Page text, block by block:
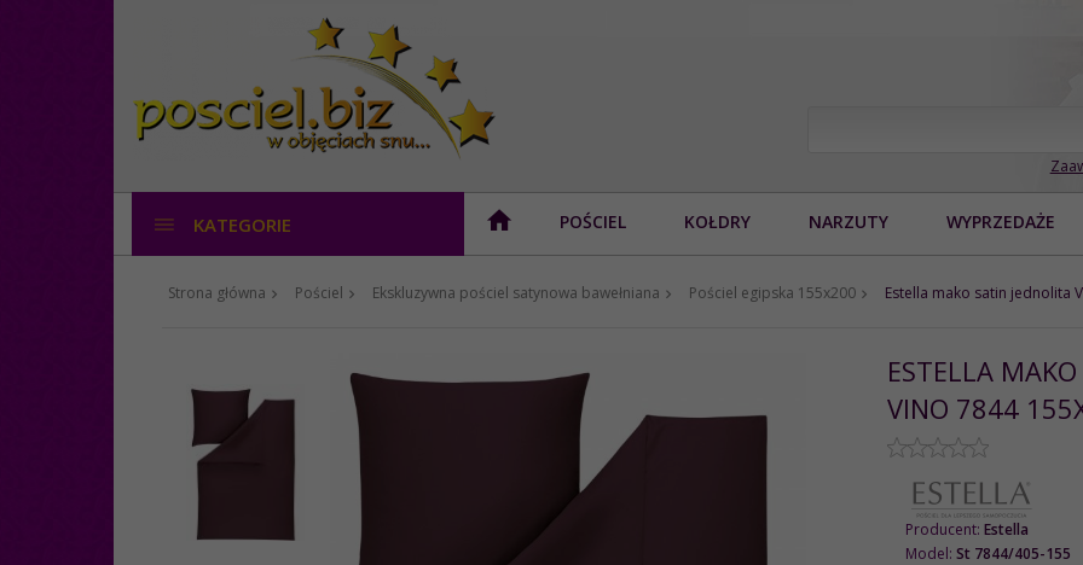
KATEGORIE POŚCIEL KOŁDRY NARZUTY WYPRZEDAŻE
Strona główna Pościel Ekskluzywna pościel satynowa bawełniana Pościel egipska 155x200 Estella mako satin jednolita
ESTELLA
VINO 7844
Producent: Estella
Model: St 7844/405-155